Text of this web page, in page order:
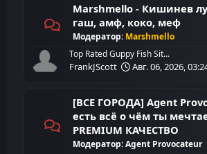
Marshmello - Кишинев
гаш, амф, коко, меф
Модератор: Marshmello
Top Rated Guppy Fish Sit...
FrankJScott Авг. 06, 2026,
[ВСЕ ГОРОДА] Agent
есть всё о чём ты
PREMIUM КАЧЕСТВО
Модератор:Agent Provocateur